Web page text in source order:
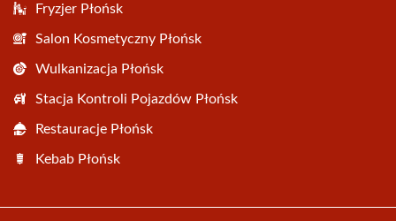
Fryzjer Płońsk
Salon Kosmetyczny Płońsk
Wulkanizacja Płońsk
Stacja Kontroli Pojazdów Płońsk
Restauracje Płońsk
Kebab Płońsk